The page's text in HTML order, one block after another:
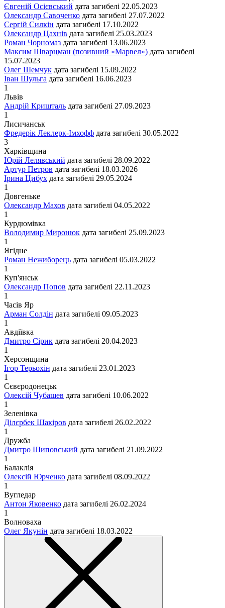
Євгеній Осієвський дата загибелі 22.05.2023
Олександр Савоченко дата загибелі 27.07.2022
Сергій Силкін дата загибелі 17.10.2022
Олександр Цахнів дата загибелі 25.03.2023
Роман Чорномаз дата загибелі 13.06.2023
Максим Шварцман (позивний «Марвел») дата загибелі
15.07.2023
Олег Шемчук дата загибелі 15.09.2022
Іван Шульга дата загибелі 16.06.2023
1
Львiв
Андрій Кришталь дата загибелі 27.09.2023
1
Лисичанськ
Фредерік Леклерк-Імхофф дата загибелі 30.05.2022
3
Харківщина
Юрій Лелявський дата загибелі 28.09.2022
Артур Петров дата загибелі 18.03.2026
Ірина Цибух дата загибелі 29.05.2024
1
Довгеньке
Олександр Махов дата загибелі 04.05.2022
1
Курдюмівка
Володимир Миронюк дата загибелі 25.09.2023
1
Ягідне
Роман Нежиборець дата загибелі 05.03.2022
1
Куп'янськ
Олександр Попов дата загибелі 22.11.2023
1
Часів Яр
Арман Солдін дата загибелі 09.05.2023
1
Авдіївка
Дмитро Сірик дата загибелі 20.04.2023
1
Херсонщина
Ігор Терьохін дата загибелі 23.01.2023
1
Сєвєродонецьк
Олексій Чубашев дата загибелі 10.06.2022
1
Зеленівка
Ділєрбек Шакіров дата загибелі 26.02.2022
1
Дружба
Дмитро Шиповський дата загибелі 21.09.2022
1
Балаклія
Олексій Юрченко дата загибелі 08.09.2022
1
Вугледар
Антон Яковенко дата загибелі 26.02.2024
1
Волноваха
Олег Якунін дата загибелі 18.03.2022